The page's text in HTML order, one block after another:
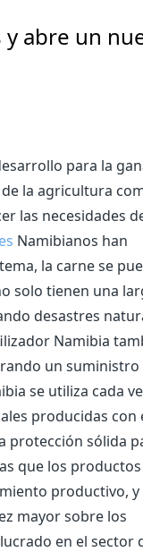
abre un
para la
la agricultura
las necesidades
Namibianos han
la carne se
solo tienen una
desastres
Namibia
un suministro
se utiliza cada
producidas con
protección sólida
que los productos
productivo, y
mayor sobre los
en el sector